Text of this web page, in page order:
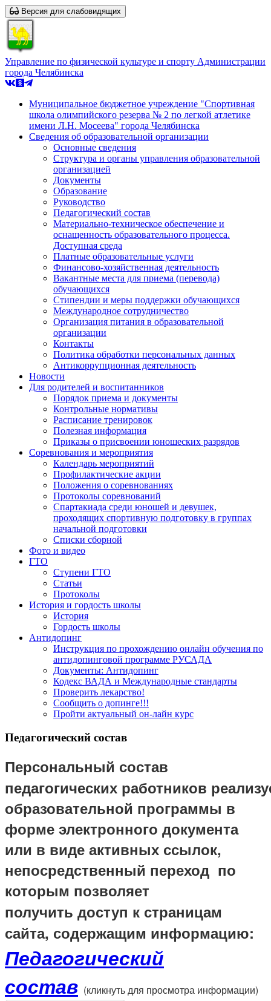
Версия для слабовидящих
Управление по физической культуре и спорту Администрации
города Челябинска
Муниципальное бюджетное учреждение "Спортивная
школа олимпийского резерва № 2 по легкой атлетике
имени Л.Н. Мосеева" города Челябинска
Сведения об образовательной организации
Основные сведения
Структура и органы управления образовательной
организацией
Документы
Образование
Руководство
Педагогический состав
Материально-техническое обеспечение и
оснащенность образовательного процесса.
Доступная среда
Платные образовательные услуги
Финансово-хозяйственная деятельность
Вакантные места для приема (перевода)
обучающихся
Стипендии и меры поддержки обучающихся
Международное сотрудничество
Организация питания в образовательной
организации
Контакты
Политика обработки персональных данных
Антикоррупционная деятельность
Новости
Для родителей и воспитанников
Порядок приема и документы
Контрольные нормативы
Расписание тренировок
Полезная информация
Приказы о присвоении юношеских разрядов
Соревнования и мероприятия
Календарь мероприятий
Профилактические акции
Положения о соревнованиях
Протоколы соревнований
Спартакиада среди юношей и девушек,
проходящих спортивную подготовку в группах
начальной подготовки
Списки сборной
Фото и видео
ГТО
Ступени ГТО
Статьи
Протоколы
История и гордость школы
История
Гордость школы
Антидопинг
Инструкция по прохождению онлайн обучения по
антидопинговой программе РУСАДА
Документы: Антидопинг
Кодекс ВАДА и Международные стандарты
Проверить лекарство!
Сообщить о допинге!!!
Пройти актуальный он-лайн курс
Педагогический состав
Персональный состав
педагогических работников
образовательной программы в
форме электронного документа
или в виде активных ссылок,
непосредственный переход по
которым позволяет
получить доступ к страницам
сайта, содержащим информацию:
Педагогический
состав (кликнуть для просмотра информации)